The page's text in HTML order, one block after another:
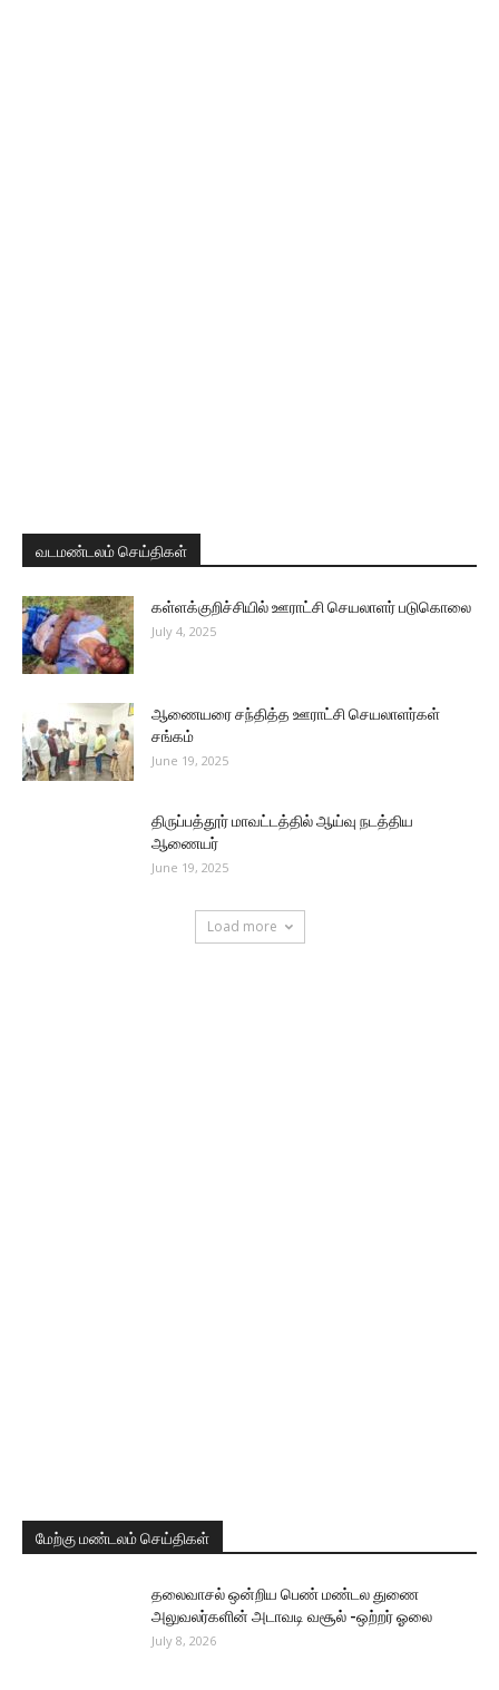
வடமண்டலம் செய்திகள்
கள்ளக்குறிச்சியில் ஊராட்சி செயலாளர் படுகொலை
July 4, 2025
ஆணையரை சந்தித்த ஊராட்சி செயலாளர்கள்
சங்கம்
June 19, 2025
திருப்பத்தூர் மாவட்டத்தில் ஆய்வு நடத்திய
ஆணையர்
June 19, 2025
Load more
மேற்கு மண்டலம் செய்திகள்
தலைவாசல் ஒன்றிய பெண் மண்டல துணை
அலுவலர்களின் அடாவடி வசூல் -ஒற்றர் ஓலை
July 8, 2026